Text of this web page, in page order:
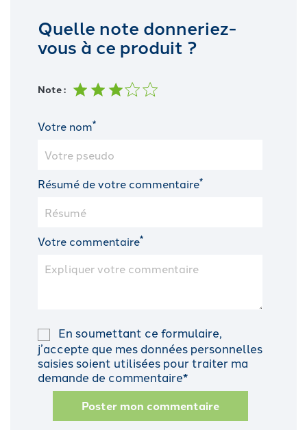
Quelle note donneriez-
vous à ce produit ?
Note :
Votre nom*
Résumé de votre commentaire*
Votre commentaire*
En soumettant ce formulaire,
j’accepte que mes données personnelles
saisies soient utilisées pour traiter ma
demande de commentaire*
Poster mon commentaire